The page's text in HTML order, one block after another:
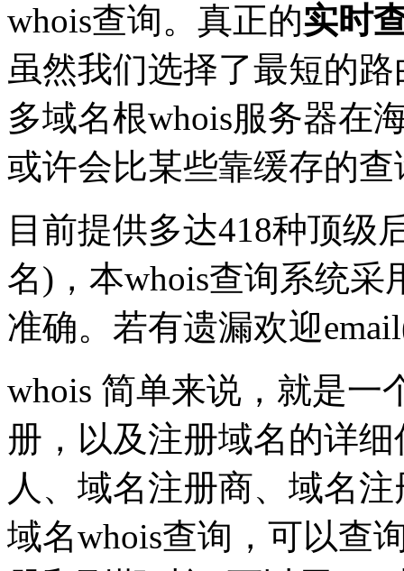
whois查询。真正的实时
虽然我们选择了最短的
多域名根whois服务器在
或许会比某些靠缓存的
目前提供多达418种顶级
名)，本whois查询系统采
准确。若有遗漏欢迎
whois 简单来说，就是一
册，以及注册域名的详
人、域名注册商、域名
域名whois查询，可以查